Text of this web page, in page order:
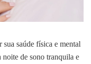
saúde física e mental
noite de sono tranquila e